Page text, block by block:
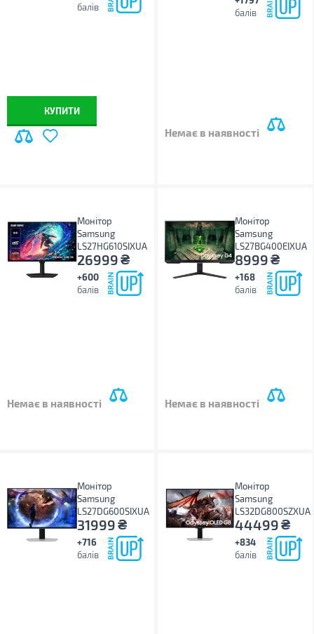
балів
КУПИТИ
балів
Немає в наявності
Монітор
Samsung
LS27HG610SIXUA
26999₴
+600
балів
Немає в наявності
Монітор
Samsung
LS27BG400EIXUA
8999₴
+168
балів
Немає в наявності
Монітор
Samsung
LS27DG600SIXUA
31999₴
+716
балів
Монітор
Samsung
LS32DG800SZXUA
44499₴
+834
балів